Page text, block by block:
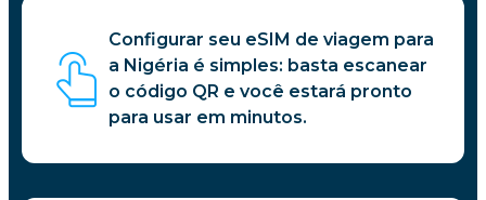
Configurar seu eSIM de viagem para
a Nigéria é simples: basta escanear
o código QR e você estará pronto
para usar em minutos.